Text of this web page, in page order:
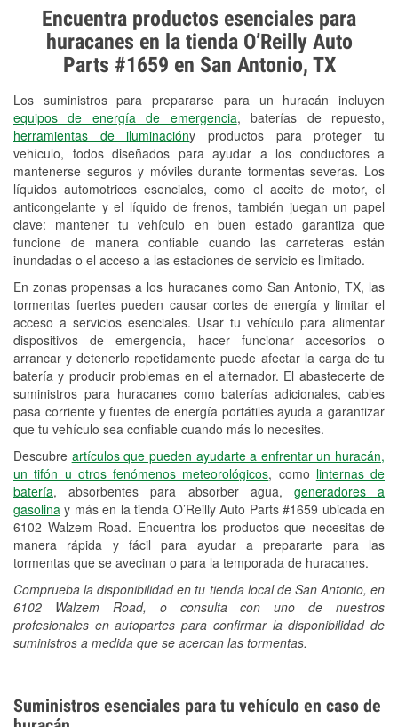
Encuentra productos esenciales para
huracanes en la tienda O’Reilly Auto
Parts #1659 en San Antonio, TX
Los suministros para prepararse para un huracán incluyen
equipos de energía de emergencia, baterías de repuesto,
herramientas de iluminacióny productos para proteger tu
vehículo, todos diseñados para ayudar a los conductores a
mantenerse seguros y móviles durante tormentas severas. Los
líquidos automotrices esenciales, como el aceite de motor, el
anticongelante y el líquido de frenos, también juegan un papel
clave: mantener tu vehículo en buen estado garantiza que
funcione de manera confiable cuando las carreteras están
inundadas o el acceso a las estaciones de servicio es limitado.
En zonas propensas a los huracanes como San Antonio, TX, las
tormentas fuertes pueden causar cortes de energía y limitar el
acceso a servicios esenciales. Usar tu vehículo para alimentar
dispositivos de emergencia, hacer funcionar accesorios o
arrancar y detenerlo repetidamente puede afectar la carga de tu
batería y producir problemas en el alternador. El abastecerte de
suministros para huracanes como baterías adicionales, cables
pasa corriente y fuentes de energía portátiles ayuda a garantizar
que tu vehículo sea confiable cuando más lo necesites.
Descubre artículos que pueden ayudarte a enfrentar un huracán,
un tifón u otros fenómenos meteorológicos, como linternas de
batería, absorbentes para absorber agua, generadores a
gasolina y más en la tienda O’Reilly Auto Parts #1659 ubicada en
6102 Walzem Road. Encuentra los productos que necesitas de
manera rápida y fácil para ayudar a prepararte para las
tormentas que se avecinan o para la temporada de huracanes.
Comprueba la disponibilidad en tu tienda local de San Antonio, en
6102 Walzem Road, o consulta con uno de nuestros
profesionales en autopartes para confirmar la disponibilidad de
suministros a medida que se acercan las tormentas.
Prueba de alternadores y
arrancadores
Revisión de la luz "Check Engine"
Reciclaje de baterías y aceite
Instalación de bombillas de faros
Instalación de limpiaparabrisas
Programa de Préstamo de
Herramientas
Rectificación de tambores y discos de
freno
Hurricane Supplies
Tornado Supplies
Conoce más
Suministros esenciales para tu vehículo en caso de